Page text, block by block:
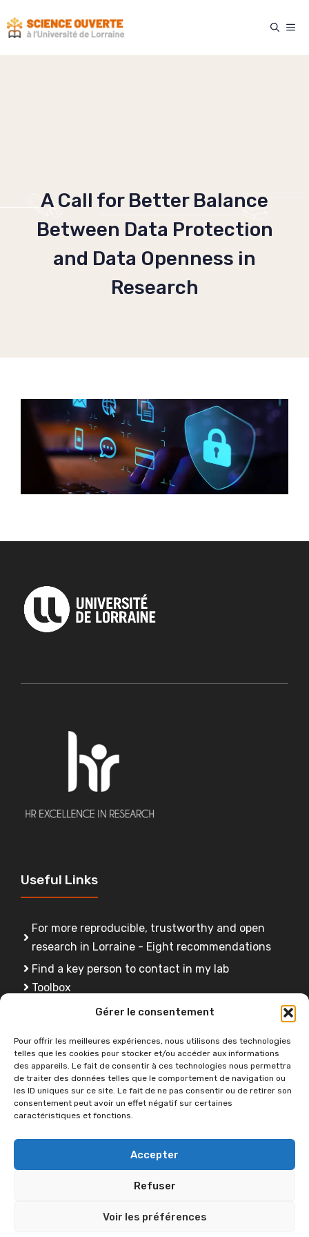
Gérer le consentement
Pour offrir les meilleures expériences, nous utilisons des technologies
telles que les cookies pour stocker et/ou accéder aux informations
des appareils. Le fait de consentir à ces technologies nous permettra
de traiter des données telles que le comportement de navigation ou
les ID uniques sur ce site. Le fait de ne pas consentir ou de retirer son
consentement peut avoir un effet négatif sur certaines
caractéristiques et fonctions.
Accepter
Refuser
Voir les préférences
to
A Call for Better Balance
Between Data Protection
and Data Openness in
Research
Useful Links
For more reproducible, trustworthy and open
research in Lorraine - Eight recommendations
Find a key person to contact in my lab
Toolbox
Do you have a question ?